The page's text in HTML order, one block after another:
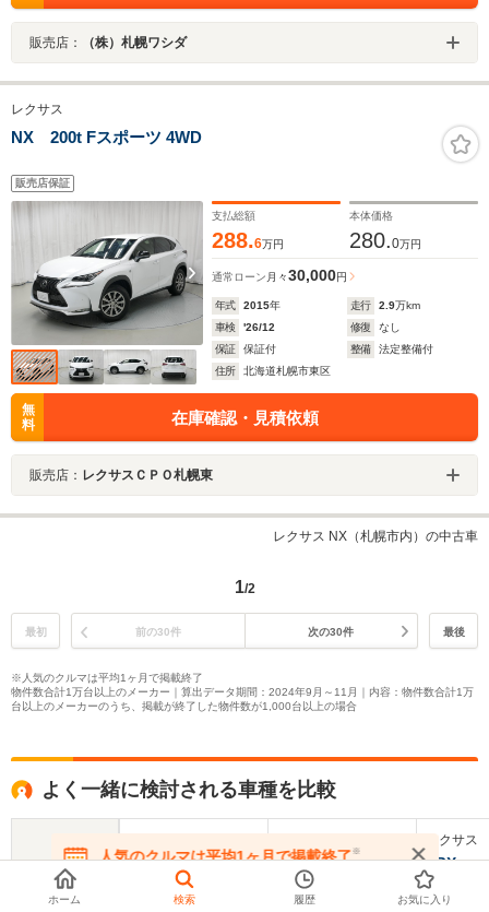
販売店： （株）札幌ワシダ
レクサス
NX 200t Fスポーツ 4WD
販売店保証
支払総額
288.6万円
本体価格
280.0万円
通常ローン 月々30,000円
年式 2015年 走行 2.9万km
車検
'26/12 修復
なし
保証
保証付 整備
法定整備付
住所
北海道札幌市東区
無
料
在庫確認・見積依頼
販売店： レクサスＣＰＯ札幌東
レクサス NX（札幌市内）の中古車
1/2
最初 前の30件 次の30件 最後
※人気のクルマは平均1ヶ月で掲載終了
物件数合計1万台以上のメーカー｜算出データ期間：2024年9月～11月｜内容：物件数合計1万
台以上のメーカーのうち、掲載が終了した物件数が1,000台以上の場合
よく一緒に検討される車種を比較
基本情報
RX UX
レクサス
LBX
人気のクルマは平均1ヶ月で掲載終了※
在庫が無くなる前にお問い合わせください
ホーム 検索 履歴 お気に入り